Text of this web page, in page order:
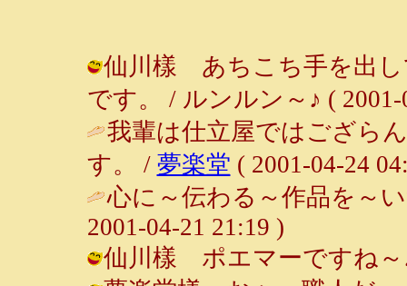
仙川樣 あちこち手を出し
です。 / ルンルン～♪ ( 2001-
我輩は仕立屋ではござら
す。 / 夢楽堂 ( 2001-04-24
心に～伝わる～作品を～
2001-04-21 21:19 )
仙川樣 ポエマーですね～